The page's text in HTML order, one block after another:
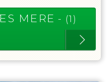
MERE - (1)